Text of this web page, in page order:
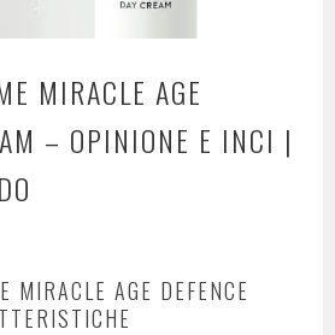
MIRACLE AGE
– OPINIONE E INCI |
MIRACLE AGE DEFENCE